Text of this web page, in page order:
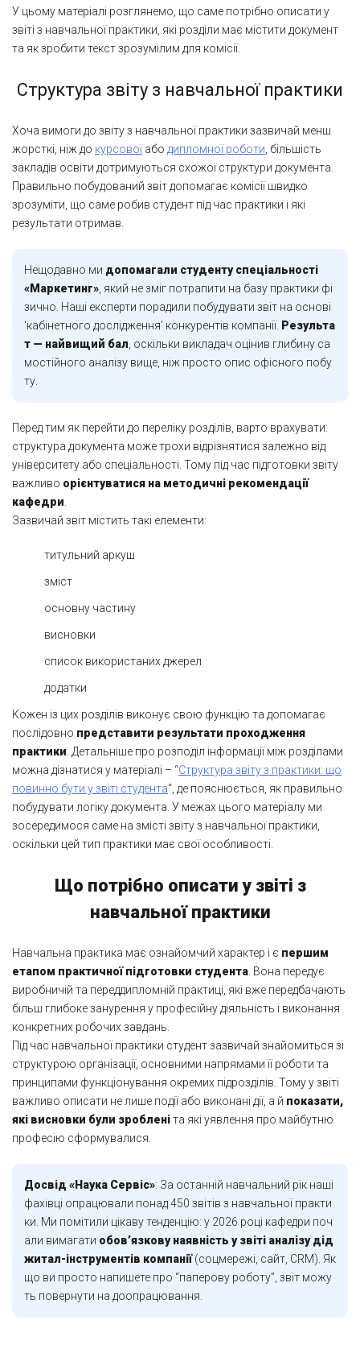
У цьому матеріалі розглянемо, що саме потрібно описати у
звіті з навчальної практики, які розділи має містити документ
та як зробити текст зрозумілим для комісії.
Структура звіту з навчальної практики
Хоча вимоги до звіту з навчальної практики зазвичай менш
жорсткі, ніж до курсовоїабо дипломної роботи , більшість
закладів освіти дотримуються схожої структури документа.
Правильно побудований звіт допомагає комісії швидко
зрозуміти, що саме робив студент під час практики і які
результати отримав.
Нещодавно ми допомагали студенту спеціальності
«Маркетинг» , який не зміг потрапити на базу практики фі
зично. Наші експерти порадили побудувати звіт на основі
‘кабінетного дослідження’ конкурентів компанії. Результа
т — найвищий бал , оскільки викладач оцінив глибину са
мостійного аналізу вище, ніж просто опис офісного побу
ту.
Перед тим як перейти до переліку розділів, варто врахувати:
структура документа може трохи відрізнятися залежно від
університету або спеціальності. Тому під час підготовки звіту
важливо орієнтуватися на методичні рекомендації
кафедри
Зазвичай звіт містить такі елементи:
титульний аркуш
зміст
основну частину
висновки
список використаних джерел
додатки
Кожен із цих розділів виконує свою функцію та допомагає
послідовно представити результати проходження
практики . Детальніше про розподіл інформації між розділами
можна дізнатися у матеріалі – “Структура звіту з практики: що
повинно бути у звіті студента“, де пояснюється, як правильно
побудувати логіку документа. У межах цього матеріалу ми
зосередимося саме на змісті звіту з навчальної практики,
оскільки цей тип практики має свої особливості.
Що потрібно описати у звіті з
навчальної практики
Навчальна практика має ознайомчий характер і є першим
етапом практичної підготовки студента . Вона передує
виробничій та переддипломній практиці, які вже передбачають
більш глибоке занурення у професійну діяльність і виконання
конкретних робочих завдань.
Під час навчальної практики студент зазвичай знайомиться зі
структурою організації, основними напрямами її роботи та
принципами функціонування окремих підрозділів. Тому у звіті
важливо описати не лише події або виконані дії, а й показати,
які висновки були зробленіта які уявлення про майбутню
професію сформувалися.
Досвід «Наука Сервіс»: За останній навчальний рік наші
фахівці опрацювали понад 450 звітів з навчальної практи
ки. Ми помітили цікаву тенденцію: у 2026 році кафедри поч
али вимагати обов’язкову наявність у звіті аналізу дід
житал-інструментів компанії(соцмережі, сайт, CRM). Як
що ви просто напишете про “паперову роботу”, звіт можу
ть повернути на доопрацювання.